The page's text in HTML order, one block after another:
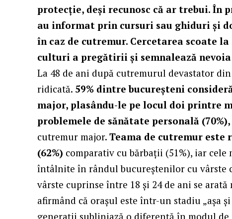
protecție, deși recunosc că ar trebui. În
au informat prin cursuri sau ghiduri și
în caz de cutremur. Cercetarea scoate
culturi a pregătirii și semnalează
La 48 de ani după cutremurul devastator
ridicată. 59% dintre bucureșteni
major, plasându-le pe locul doi printre
problemele de sănătate personală (70%),
cutremur major.Teama de cutremur
(62%) comparativ cu bărbații (51%), iar
întâlnite în rândul bucureștenilor cu vârste
vârste cuprinse între 18 și 24 de ani se
afirmând că orașul este într-un stadiu „așa
generații subliniază o diferență în modul